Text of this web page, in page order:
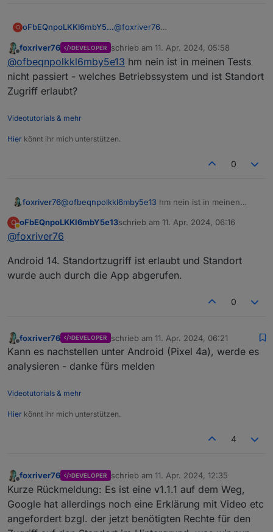
O oFbEQnpoLKKl6mbY5e13@foxriver76
der Liste der Standorte tippe (links
neben dem Mülleimer), schließt sich
die App. Soll das so?
Offline
foxriver76 DEVELOPER schrieb am 11. Apr. 2024, 05:58
zuletzt editiert von
@ofbeqnpolkkl6mby5e13 hm nein ist in meinen Tests
nicht passiert - welches Betriebssystem und ist Standort
Zugriff erlaubt?
Videotutorials & mehr
Hier könnt ihr mich unterstützen.
0
foxriver76@ofbeqnpolkkl6mby5e13 hm nein ist in meinen
ist Standort Zugriff erlaubt?
O
Abwesend
oFbEQnpoLKKl6mbY5e13schrieb am 11. Apr. 2024, 06:16
zuletzt editiert von
@foxriver76
Android 14. Standortzugriff ist erlaubt und Standort
wurde auch durch die App abgerufen.
0
foxriver76 DEVELOPER schrieb am 11. Apr. 2024, 06:21
zuletzt editiert von
Kann es nachstellen unter Android (Pixel 4a), werde es
analysieren - danke fürs melden
Videotutorials & mehr
Hier könnt ihr mich unterstützen.
4
Offline
foxriver76 DEVELOPER schrieb am 11. Apr. 2024, 12:35
zuletzt editiert von
Kurze Rückmeldung: Es ist eine v1.1.1 auf dem Weg,
Google hat allerdings noch eine Erklärung mit Video etc
angefordert bzgl. der jetzt benötigten Rechte für den